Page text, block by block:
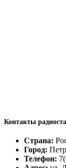
Контакты
Страна:
Город:
Телефон: